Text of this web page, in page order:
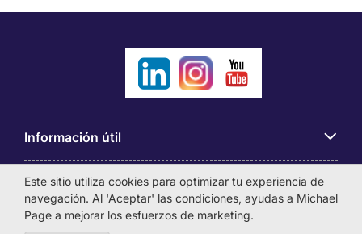
Información útil
Búsqueda de empleo
Empresas
Este sitio utiliza cookies para optimizar tu experiencia de
navegación. Al 'Aceptar' las condiciones, ayudas a Michael
Page a mejorar los esfuerzos de marketing.